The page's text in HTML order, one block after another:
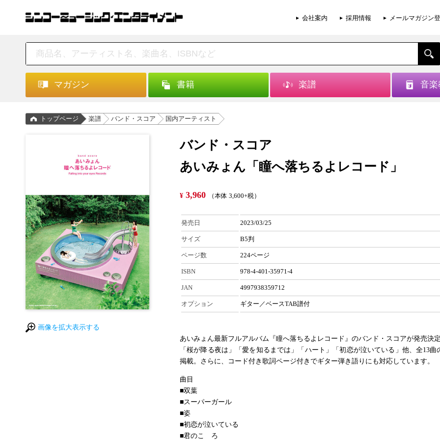
会社案内 採用情報 メールマガジン
マガジン 書籍 楽譜 音楽
トップページ 楽譜 バンド・スコア 国内アーティスト
画像を拡大表示する
バンド・スコア
あいみょん「瞳へ落ちるよレコード」
¥ 3,960 （本体 3,600+税）
発売日 2023/03/25
サイズ B5判
ページ数 224ページ
ISBN 978-4-401-35971-4
JAN 4997938359712
オプション ギター／ベースTAB譜付
あいみょん最新フルアルバム『瞳へ落ちるよレコード』のバンド・スコアが発売決定
「桜が降る夜は」「愛を知るまでは」「ハート」「初恋が泣いている」他、全13曲
掲載。さらに、コード付き歌詞ページ付きでギター弾き語りにも対応しています。
曲目
■双葉
■スーパーガール
■姿
■初恋が泣いている
■君のこゝろ